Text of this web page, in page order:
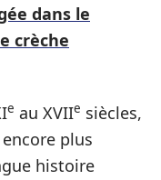
dans le
crèche
e au XVIIe siècles,
plus
histoire